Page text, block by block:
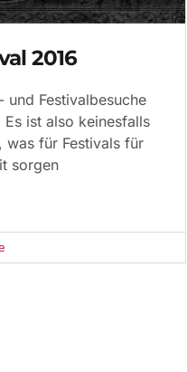
2016
und Festivalbesuche
ist also keinesfalls
was für Festivals für
sorgen